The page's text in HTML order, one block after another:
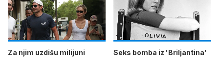
Za njim uzdišu milijuni
Seks bomba iz 'Briljantina'